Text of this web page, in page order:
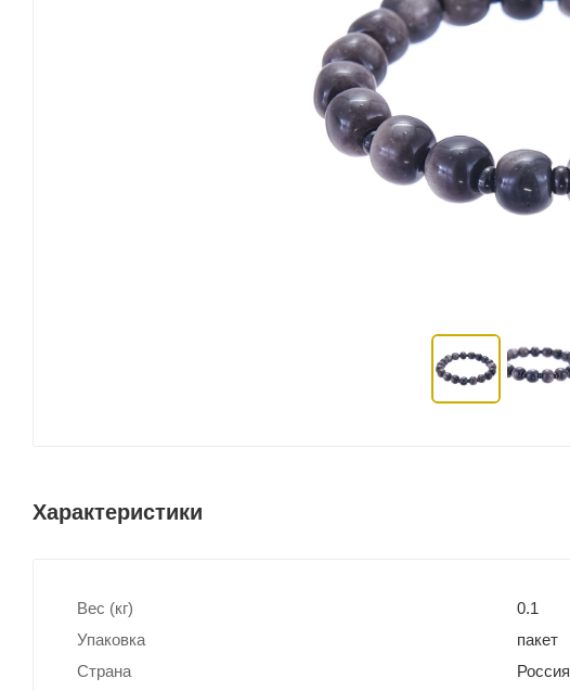
Характеристики
Вес (кг)
0.1
Упаковка
пакет
Страна
Россия